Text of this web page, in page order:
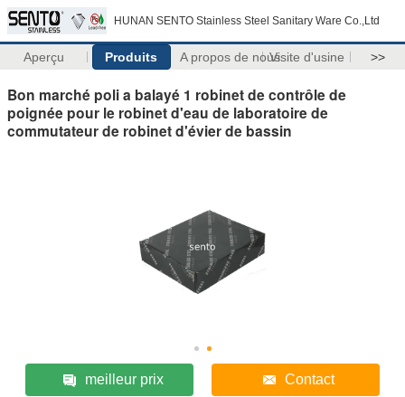
HUNAN SENTO Stainless Steel Sanitary Ware Co.,Ltd
Aperçu Produits A propos de nousVisite d'usine >>
Bon marché poli a balayé 1 robinet de contrôle de
poignée pour le robinet d'eau de laboratoire de
commutateur de robinet d'évier de bassin
meilleur prix Contact